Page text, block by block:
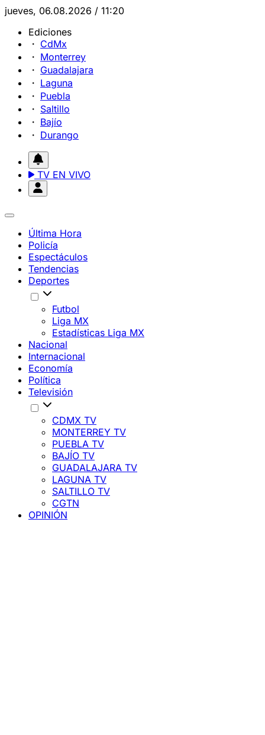
jueves, 06.08.2026 / 11:20
Ediciones
CdMx
Monterrey
Guadalajara
Laguna
Puebla
Saltillo
Bajío
Durango
TV EN VIVO
Última Hora
Policía
Espectáculos
Tendencias
Deportes
Futbol
Liga MX
Estadísticas Liga MX
Nacional
Internacional
Economía
Política
Televisión
CDMX TV
MONTERREY TV
PUEBLA TV
BAJÍO TV
GUADALAJARA TV
LAGUNA TV
SALTILLO TV
CGTN
OPINIÓN